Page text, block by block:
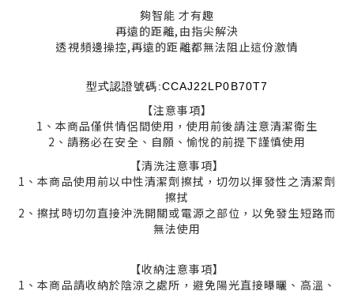
夠智能 才有趣
再遠的距離,由指尖解決
透視頻邊操控,再遠的距離都無法阻止這份激情
型式認證號碼:CCAJ22LP0B70T7
【注意事項】
1、本商品僅供情侶間使用，使用前後請注意清潔衛生
2、請務必在安全、自願、愉悅的前提下謹慎使用
【清洗注意事項】
1、本商品使用前以中性清潔劑擦拭，切勿以揮發性之清潔劑
擦拭
2、擦拭時切勿直接沖洗開關或電源之部位，以免發生短路而
無法使用
【收納注意事項】
1、本商品請收納於陰涼之處所，避免陽光直接曝曬、高溫、